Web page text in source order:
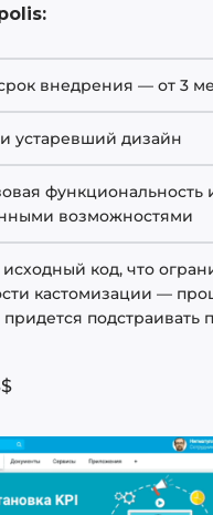
внедрения — от 3
устаревший дизайн
функциональность
возможностями
код, что
кастомизации —
подстраивать